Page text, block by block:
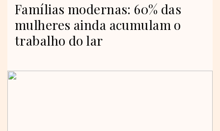
Famílias modernas: 60% das
mulheres ainda acumulam o
trabalho do lar